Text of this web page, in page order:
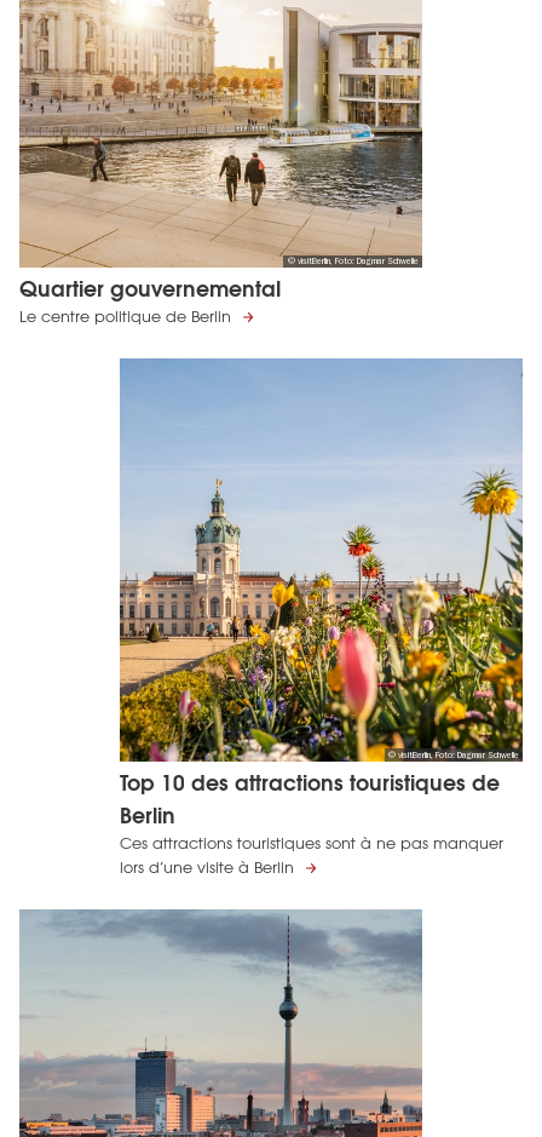
© visitBerlin, Foto: Dagmar Schwelle
Quartier gouvernemental
Le centre politique de Berlin
© visitBerlin, Foto: Dagmar Schwelle
Top 10 des attractions touristiques de
Berlin
Ces attractions touristiques sont à ne pas manquer
lors d’une visite à Berlin